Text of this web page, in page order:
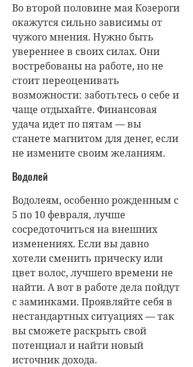
Во второй половине мая Козероги
окажутся сильно зависимы от
чужого мнения. Нужно быть
увереннее в своих силах. Они
востребованы на работе, но не
стоит переоценивать
возможности: заботьтесь о себе и
чаще отдыхайте. Финансовая
удача идет по пятам — вы
станете магнитом для денег, если
не измените своим желаниям.
Водолей
Водолеям, особенно рожденным с
5 по 10 февраля, лучше
сосредоточиться на внешних
изменениях. Если вы давно
хотели сменить прическу или
цвет волос, лучшего времени не
найти. А вот в работе дела пойдут
с заминками. Проявляйте себя в
нестандартных ситуациях — так
вы сможете раскрыть свой
потенциал и найти новый
источник дохода.